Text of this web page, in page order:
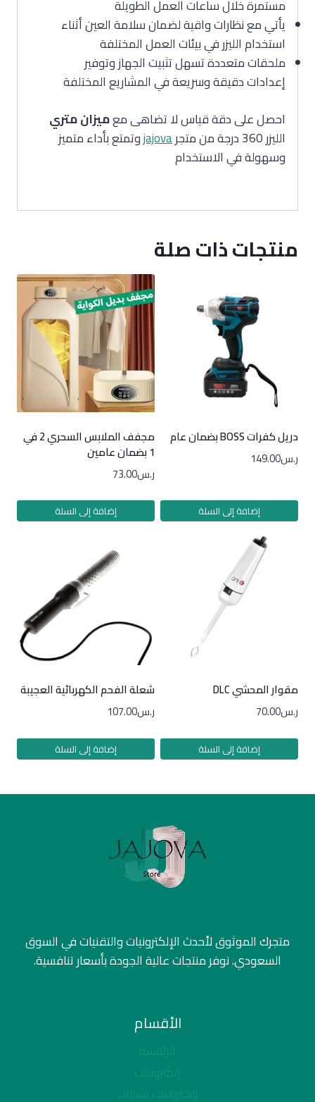
مستمرة خلال ساعات العمل الطويلة
يأتي مع نظارات واقية لضمان سلامة العين أثناء
استخدام الليزر في بيئات العمل المختلفة
ملحقات متعددة تسهل تثبيت الجهاز وتوفير
إعدادات دقيقة وسريعة في المشاريع المختلفة
احصل على دقة قياس لا تضاهى معميزان متري
الليزر 360 درجة من متجر
jajovaوتمتع بأداء متميز
وسهولة في الاستخدام
منتجات ذات صلة
دريل كفرات BOSS بضمان عام
ر.س149.00
إضافة إلى السلة
مجفف الملابس السحري 2 في
1 بضمان عامين
ر.س73.00
إضافة إلى السلة
مقوار المحشي DLC
ر.س70.00
إضافة إلى السلة
شعلة الفحم الكهربائية العجيبة
ر.س107.00
إضافة إلى السلة
متجرك الموثوق لأحدث الإلكترونيات والتقنيات في السوق
السعودي. نوفر منتجات عالية الجودة بأسعار تنافسية.
الأقسام
الرئيسية
إلكترونيات
إلكترونيات سيارات